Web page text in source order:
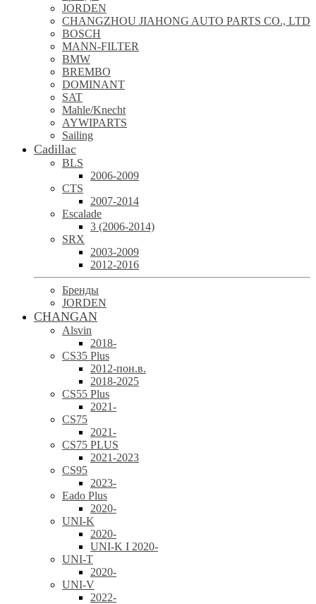
JORDEN
CHANGZHOU JIAHONG AUTO PARTS CO., LTD
BOSCH
MANN-FILTER
BMW
BREMBO
DOMINANT
SAT
Mahle/Knecht
AYWIPARTS
Sailing
Cadillac
BLS
2006-2009
CTS
2007-2014
Escalade
3 (2006-2014)
SRX
2003-2009
2012-2016
Бренды
JORDEN
CHANGAN
Alsvin
2018-
CS35 Plus
2012-пон.в.
2018-2025
CS55 Plus
2021-
CS75
2021-
CS75 PLUS
2021-2023
CS95
2023-
Eado Plus
2020-
UNI-K
2020-
UNI-K I 2020-
UNI-T
2020-
UNI-V
2022-